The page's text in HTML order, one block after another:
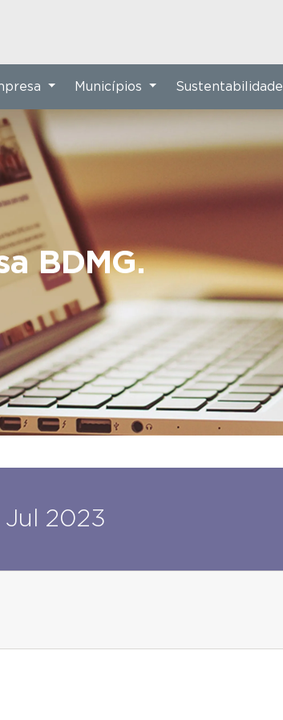
BDMG.
Municípios Sustentabilidade
Jul 2023